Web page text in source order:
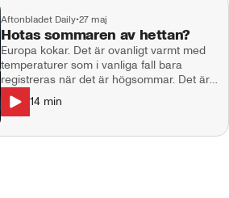
Aftonbladet Daily•27 maj
Hotas sommaren av hettan?
Europa kokar. Det är ovanligt varmt med
temperaturer som i vanliga fall bara
registreras när det är högsommar. Det är
en värmekupol med värme från norra
Afrika som ligger bakom hettan, samtidigt
väderhändelser mer intensiva. Varför är
14 min